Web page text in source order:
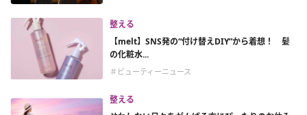
整える
【melt】SNS発の“付け替えDIY”から着想！ 髪
の化粧水...
＃ビューティーニュース
整える